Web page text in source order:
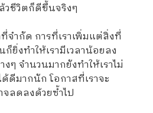
วชีวิตก็ดีขึ้นจริงๆ
จำกัด การที่เราเพิ่มแต่สิ่งที่
ยิ่งทำให้เรามีเวลาน้อยลง
ๆ จำนวนมากยังทำให้เราไม่
ดีมากนัก โอกาสที่เราจะ
ลดลงด้วยซ้ำไป